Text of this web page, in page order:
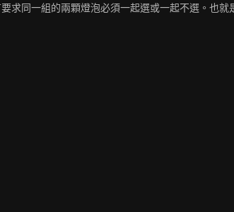
要求同一組的兩顆燈泡必須一起選或一起不選。也